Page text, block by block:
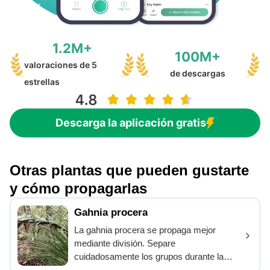
1.2M+
valoraciones de 5
estrellas
100M+
de descargas
Descarga la aplicación gratis
Otras plantas que pueden gustarte
y cómo propagarlas
Gahnia procera
La gahnia procera se propaga mejor
mediante división. Separe
cuidadosamente los grupos durante la